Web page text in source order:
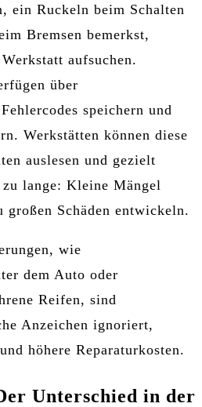
ein Ruckeln beim Schalten
Bremsen bemerkst,
aufsuchen.
über
speichern und
Werkstätten können diese
auslesen und gezielt
lange: Kleine Mängel
großen Schäden entwickeln.
wie
dem Auto oder
Reifen, sind
Anzeichen ignoriert,
höhere Reparaturkosten.
Unterschied in der